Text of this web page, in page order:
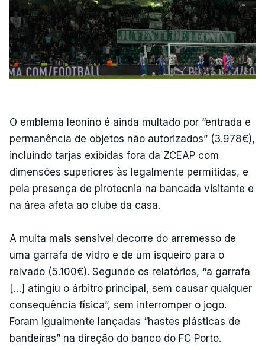
O emblema leonino é ainda multado por “entrada e
permanência de objetos não autorizados” (3.978€),
incluindo tarjas exibidas fora da ZCEAP com
dimensões superiores às legalmente permitidas, e
pela presença de pirotecnia na bancada visitante e
na área afeta ao clube da casa.
A multa mais sensível decorre do arremesso de
uma garrafa de vidro e de um isqueiro para o
relvado (5.100€). Segundo os relatórios, “a garrafa
[…] atingiu o árbitro principal, sem causar qualquer
consequência física”, sem interromper o jogo.
Foram igualmente lançadas “hastes plásticas de
bandeiras” na direção do banco do FC Porto.